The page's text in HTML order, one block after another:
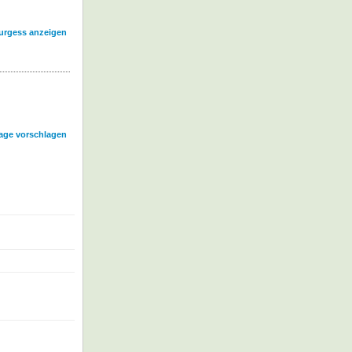
anzeigen
vorschlagen